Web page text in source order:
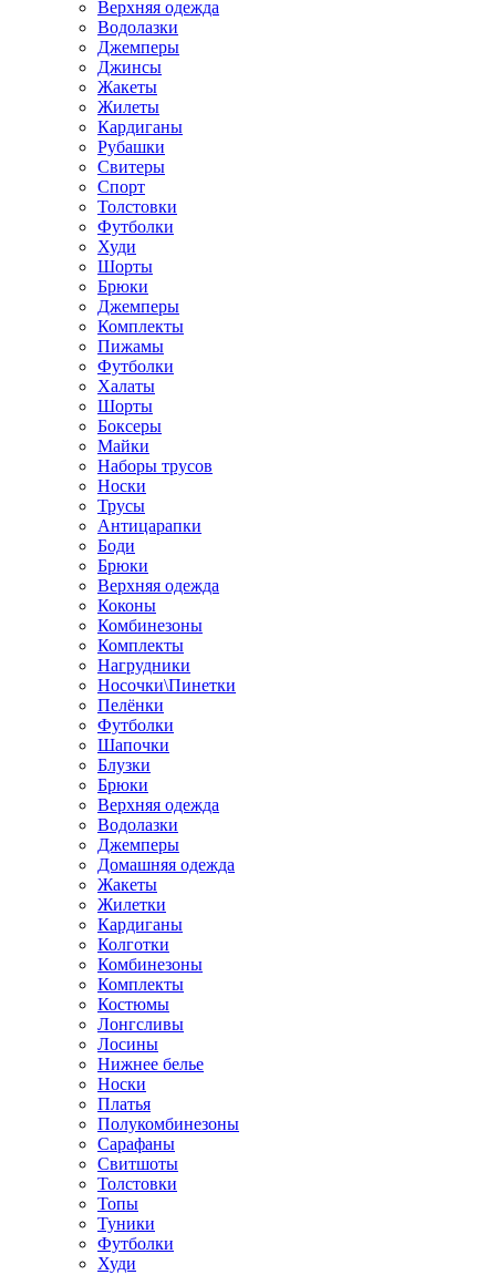
Верхняя одежда
Водолазки
Джемперы
Джинсы
Жакеты
Жилеты
Кардиганы
Рубашки
Свитеры
Спорт
Толстовки
Футболки
Худи
Шорты
Брюки
Джемперы
Комплекты
Пижамы
Футболки
Халаты
Шорты
Боксеры
Майки
Наборы трусов
Носки
Трусы
Антицарапки
Боди
Брюки
Верхняя одежда
Коконы
Комбинезоны
Комплекты
Нагрудники
Носочки\Пинетки
Пелёнки
Футболки
Шапочки
Блузки
Брюки
Верхняя одежда
Водолазки
Джемперы
Домашняя одежда
Жакеты
Жилетки
Кардиганы
Колготки
Комбинезоны
Комплекты
Костюмы
Лонгсливы
Лосины
Нижнее белье
Носки
Платья
Полукомбинезоны
Сарафаны
Свитшоты
Толстовки
Топы
Туники
Футболки
Худи